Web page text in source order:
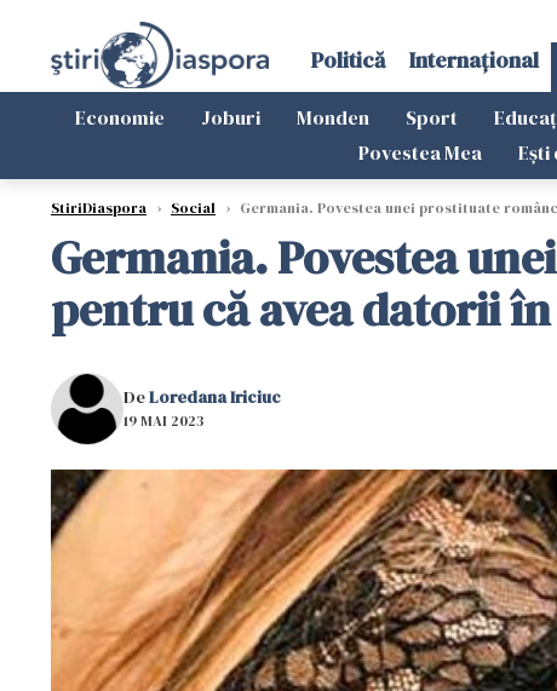
Politică Internațional
Economie Joburi Monden Sport
Povestea Mea
Ești
StiriDiaspora › Social › Germania. Povestea unei prostituate
Germania. Povestea
pentru că avea datorii
DeLoredana Iriciuc
19 MAI 2023